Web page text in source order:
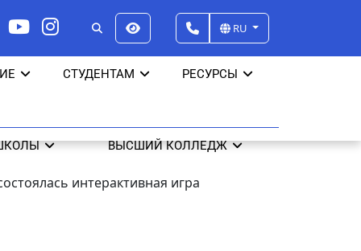
RU
СТУДЕНТАМ РЕСУРСЫ
ВЫСШИЙ КОЛЛЕДЖ
интерактивная игра